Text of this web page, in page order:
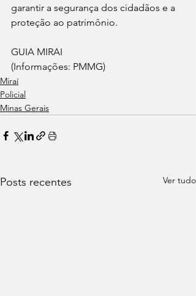
garantir a segurança dos cidadãos e a
proteção ao patrimônio.
GUIA MIRAI
(Informações: PMMG)
Miraí
Policial
Minas Gerais
Posts recentes Ver tudo